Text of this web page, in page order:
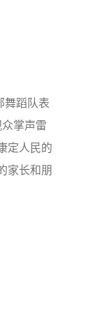
舞蹈队表
掌声雷
定人民的
家长和朋